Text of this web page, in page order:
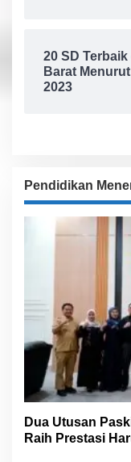
20 SD
Barat
2023
Pendidikan
Dua Utusan
Raih Prestasi